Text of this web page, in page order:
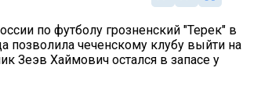
по футболу грозненский "Терек" в
позволила чеченскому клубу выйти на
Зеэв Хаймович остался в запасе у